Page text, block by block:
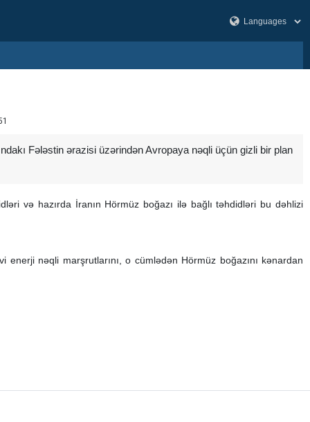
Fələstin ərazisi üzərindən Avropaya nəqli üçün gizli bir plan
və hazırda İranın Hörmüz boğazı ilə bağlı təhdidləri bu dəhlizi
nəqli marşrutlarını, o cümlədən Hörmüz boğazını kənardan